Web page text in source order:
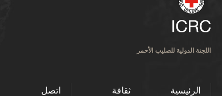
اللجنة الدولية للصليب الأحمر
الرئيسية ثقافة
اتصل